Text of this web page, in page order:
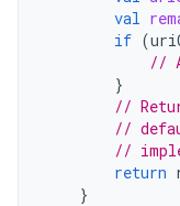
val
if (
//
}
//
//
//
return
}